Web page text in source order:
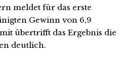
meldet für das erste
Gewinn von 6,9
übertrifft das Ergebnis die
deutlich.